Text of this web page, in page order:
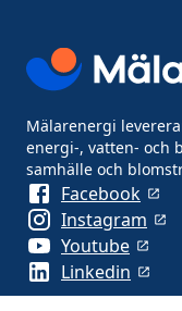
Mälarenergi
energi-, vatten- och
samhälle och
Facebook
Instagram
Youtube
Linkedin